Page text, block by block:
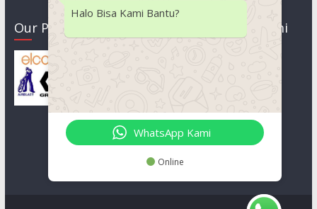
Our Product Lokasi Kami
Halo Bisa Kami Bantu?
WhatsApp Kami
Online